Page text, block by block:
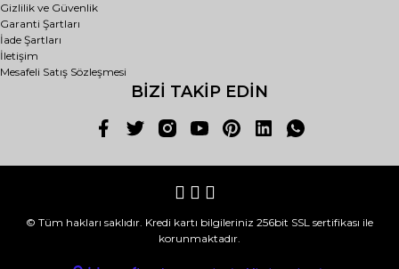
Bu ürüne benzer farklı alternatifler olmalı.
Gönder
Gizlilik ve Güvenlik
Garanti Şartları
İade Şartları
İletişim
Mesafeli Satış Sözleşmesi
BİZİ TAKİP EDİN
© Tüm hakları saklıdır. Kredi kartı bilgileriniz 256bit SSL sertifikası ile
korunmaktadır.